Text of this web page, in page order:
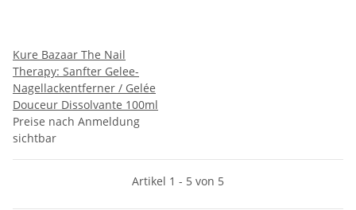
Kure Bazaar The Nail
Therapy: Sanfter Gelee-
Nagellackentferner / Gelée
Douceur Dissolvante 100ml
Preise nach Anmeldung
sichtbar
Artikel 1 - 5 von 5